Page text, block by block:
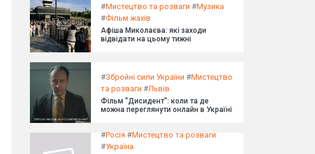
#Мистецтво та розваги #Музика
#Фільм жахів
Афіша Миколаєва: які заходи
відвідати на цьому тижні
#Збройні сили України #Мистецтво
та розваги #Львів
Фільм "Дисидент": коли та де
можна переглянути онлайн в Україні
#Росія #Мистецтво та розваги
#Україна